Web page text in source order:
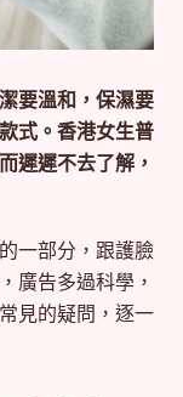
要溫和，保濕要
式。香港女生普
遲遲不去了解，
一部分，跟護臉
廣告多過科學，
見的疑問，逐一